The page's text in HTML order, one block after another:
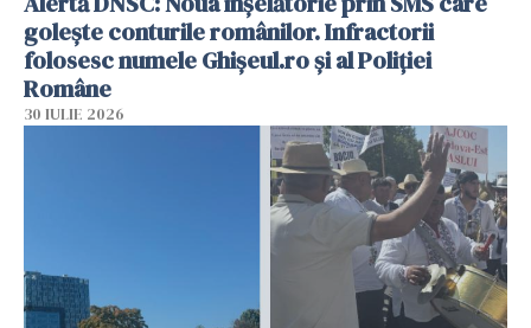
golește conturile românilor. Infractorii
folosesc numele Ghișeul.ro și al Poliției
Române
30 IULIE 2026